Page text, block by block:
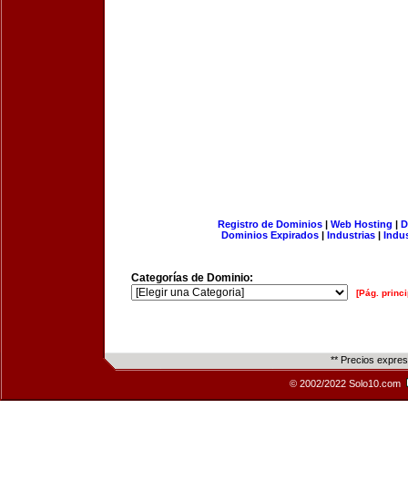
Registro de Dominios| Web Hosting |
Dominios Expirados | Industrias |
Categorías de Dominio:
[Pág.
** Precios
© 2002/2022 Solo10.com